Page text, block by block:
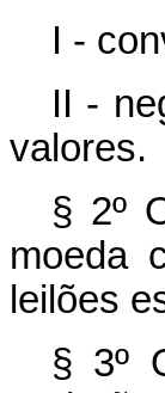
I -
II -
valores.
§ 2º
moeda
leilões
§ 3º